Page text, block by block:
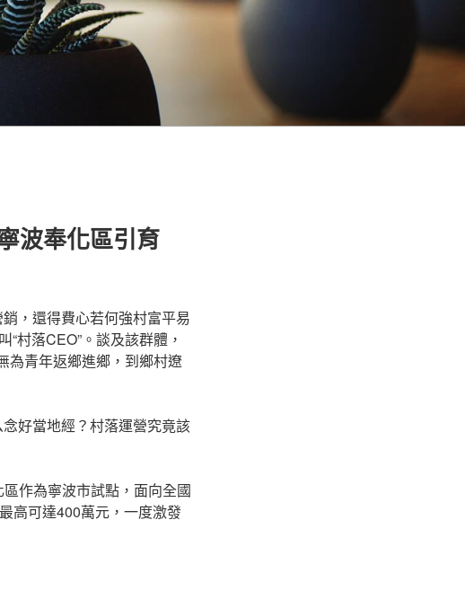
波奉化區引育
，還得費心若何強村富平易
村落CEO”。談及該群體，
為青年返鄉進鄉，到鄉村遼
好當地經？村落運營究竟該
作為寧波市試點，面向全國
高可達400萬元，一度激發